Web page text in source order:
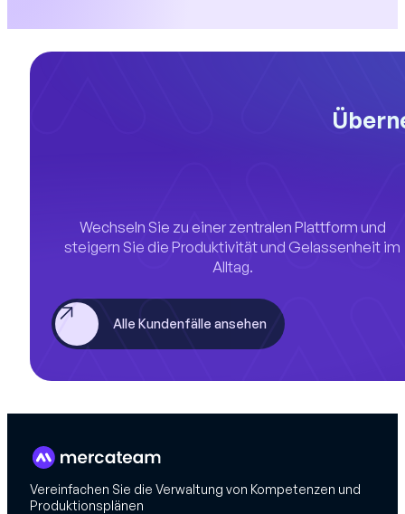
Wechseln Sie zu einer zentralen Plattform und
steigern Sie die Produktivität und Gelassenheit im
Alltag.
Alle Kundenfälle ansehen
Vereinfachen Sie die Verwaltung von Kompetenzen und
Produktionsplänen